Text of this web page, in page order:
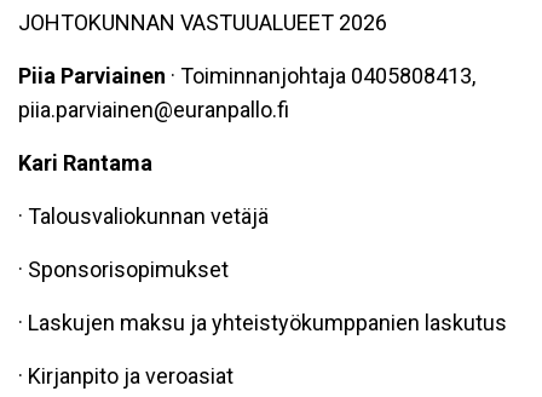
JOHTOKUNNAN VASTUUALUEET 2026
Piia Parviainen · Toiminnanjohtaja 0405808413,
piia.parviainen@euranpallo.fi
Kari Rantama
· Talousvaliokunnan vetäjä
· Sponsorisopimukset
· Laskujen maksu ja yhteistyökumppanien laskutus
· Kirjanpito ja veroasiat